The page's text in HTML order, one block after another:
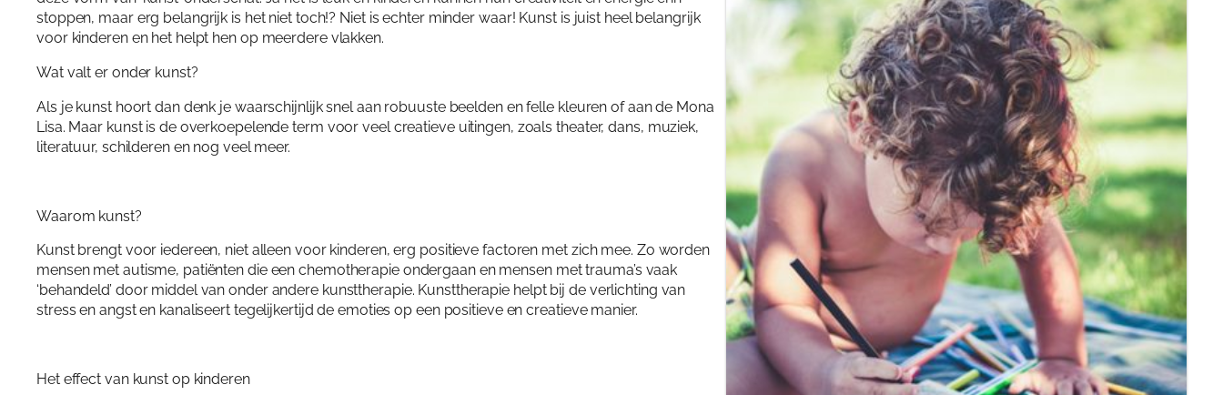
Mijn account
Inloggen
stoppen, maar erg belangrijk is het niet toch!? Niet is echter minder waar! Kunst is juist heel belangrijk
voor kinderen en het helpt hen op meerdere vlakken.
Wat valt er onder kunst?
Als je kunst hoort dan denk je waarschijnlijk snel aan robuuste beelden en felle kleuren of aan de Mona
Lisa. Maar kunst is de overkoepelende term voor veel creatieve uitingen, zoals theater, dans, muziek,
literatuur, schilderen en nog veel meer.
Waarom kunst?
Kunst brengt voor iedereen, niet alleen voor kinderen, erg positieve factoren met zich mee. Zo worden
mensen met autisme, patiënten die een chemotherapie ondergaan en mensen met trauma’s vaak
‘behandeld’ door middel van onder andere kunsttherapie. Kunsttherapie helpt bij de verlichting van
stress en angst en kanaliseert tegelijkertijd de emoties op een positieve en creatieve manier.
Het effect van kunst op kinderen